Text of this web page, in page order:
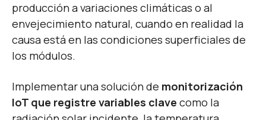
producción a variaciones climáticas o al
envejecimiento natural, cuando en realidad la
causa está en las condiciones superficiales de
los módulos.
Implementar una solución de monitorización
IoT que registre variables clave como la